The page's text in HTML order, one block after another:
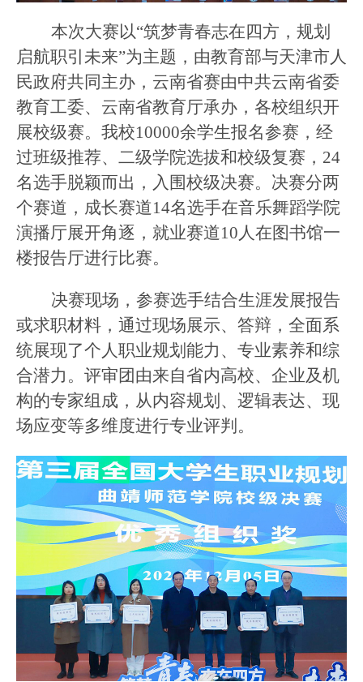
本次大赛以“筑梦青春志在四方，规划
启航职引未来”为主题，由教育部与天津市人
民政府共同主办，云南省赛由中共云南省委
教育工委、云南省教育厅承办， 各校组织开
展校级赛。 我校10000余学生报名参赛 ，经
过班级推荐、 二级学院选拔和校级复赛， 24
名选手脱颖而出，入围校级决赛。 决赛分两
个赛道， 成长赛道14名选手在音乐舞蹈学院
演播厅展开角逐，就业赛道10人在图书馆一
楼报告厅进行比赛。
决赛现场 ， 参赛选手结合生涯发展报告
或求职材料，通过现场展示、答辩，全面系
统展现了个人职业规划能力、专业素养和综
合潜力。评审团由来自省内高校、企业及机
构的专家组成，从内容规划、逻辑表达、现
场应变等多维度进行专业评判。